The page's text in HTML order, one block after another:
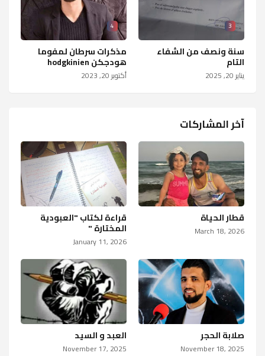
3
سنة ونصف من الشفاء
التام
يناير 20, 2025
4
مذكرات سرطان لمفوما
هودجكن hodgkinien
أكتوبر 20, 2023
آخر المشاركات
قطار الحياة
March 18, 2026
قراءة لكتاب "العبودية
المختارة "
January 11, 2026
صلابة الحجر
November 18, 2025
العبد و السيد
November 17, 2025